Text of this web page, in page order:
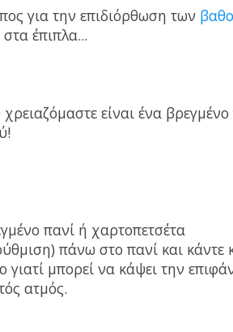
για την επιδιόρθωση των
έπιπλα...
είναι ένα βρεγμένο
πανί ή χαρτοπετσέτα
πάνω στο πανί και κάντε
γιατί μπορεί να κάψει την
ατμός.